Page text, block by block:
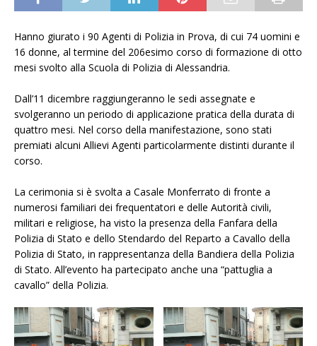
Hanno giurato i 90 Agenti di Polizia in Prova, di cui 74 uomini e
16 donne, al termine del 206esimo corso di formazione di otto
mesi svolto alla Scuola di Polizia di Alessandria.
Dall’11 dicembre raggiungeranno le sedi assegnate e
svolgeranno un periodo di applicazione pratica della durata di
quattro mesi. Nel corso della manifestazione, sono stati
premiati alcuni Allievi Agenti particolarmente distinti durante il
corso.
La cerimonia si è svolta a Casale Monferrato di fronte a
numerosi familiari dei frequentatori e delle Autorità civili,
militari e religiose, ha visto la presenza della Fanfara della
Polizia di Stato e dello Stendardo del Reparto a Cavallo della
Polizia di Stato, in rappresentanza della Bandiera della Polizia
di Stato. All’evento ha partecipato anche una “pattuglia a
cavallo” della Polizia.